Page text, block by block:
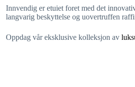
Innvendig er etuiet foret med det
langvarig beskyttelse og uovertruffen
Oppdag vår eksklusive kolleksjon av